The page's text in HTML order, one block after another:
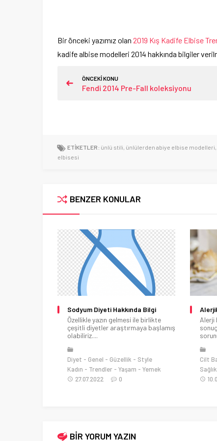
Bir önceki yazımız olan2019 Kış Kadife Elbise
kadife albise modelleri 2014 hakkında bilgiler
ÖNCEKİ KONU
Fendi 2014 Pre-Fall koleksiyonu
ETİKETLER: ünlü stili, ünlülerden abiye elbise modelleri,
elbisesi
BENZER KONULAR
Alerjik Vücutlar İçin Krem Önerileri
Alerji bilinenin aksine oldukça ciddi
sonuçlar doğuran bir sağlık
sorunudur....
Cilt Bakımı Genel
Güzellik
Sağlık
Style Kadın
Yaşam
10.02.2023
0
Mor
Mor
Aşk
BİR YORUM YAZIN